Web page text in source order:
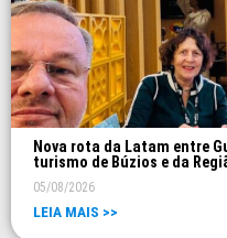
Nova rota da Latam entre
turismo de Búzios e da
05/08/2026
LEIA MAIS >>